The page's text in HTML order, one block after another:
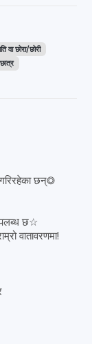
वा छोरा/छोरी
छात्र
छन्◎
छ☆
वातावरणमा!